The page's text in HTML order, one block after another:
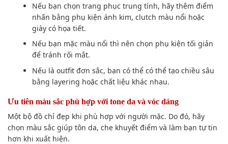
Nếu bạn chọn trang phục trung tính, hãy thêm điểm
nhấn bằng phụ kiện ánh kim, clutch màu nổi hoặc
giày có họa tiết.
Nếu bạn mặc màu nổi thì nên chọn phụ kiện tối giản
để tránh rối mắt.
Nếu là outfit đơn sắc, bạn có thể có thể tạo chiều sâu
bằng layering hoặc chất liệu khác nhau.
Ưu tiên màu sắc phù hợp với tone da và vóc dáng
Một bộ đồ chỉ đẹp khi phù hợp với người mặc. Do đó, hãy
chọn màu sắc giúp tôn da, che khuyết điểm và làm bạn tự tin
hơn khi xuất hiện.